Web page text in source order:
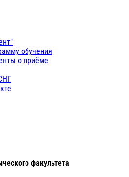
обучения
о приёме
факультета